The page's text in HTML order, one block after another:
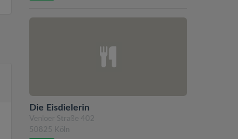
Die Eisdielerin
Venloer Straße 402
50825 Köln